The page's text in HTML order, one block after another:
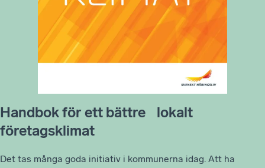
Handbok för ett bättre lokalt
företagsklimat
Det tas många goda initiativ i kommunerna idag. Att ha